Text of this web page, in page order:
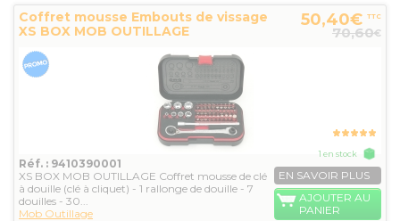
Coffret mousse Embouts de vissage
XS BOX MOB OUTILLAGE
50,40€ TTC
70,60€
Réf. : 9410390001
XS BOX MOB OUTILLAGE Coffret mousse de clé
à douille (clé à cliquet) - 1 rallonge de douille - 7
douilles - 30...
Mob Outillage
1 en stock
EN SAVOIR PLUS
AJOUTER AU
PANIER